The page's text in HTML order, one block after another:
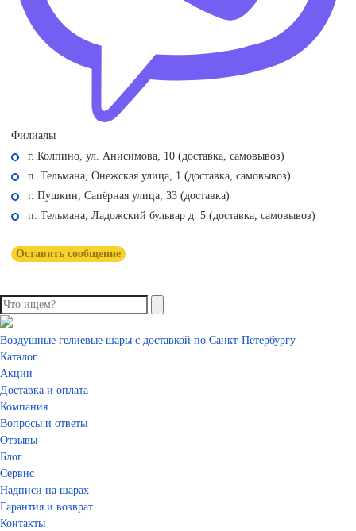
Филиалы
г. Колпино, ул. Анисимова, 10 (доставка, самовывоз)
п. Тельмана, Онежская улица, 1 (доставка, самовывоз)
г. Пушкин, Сапёрная улица, 33 (доставка)
п. Тельмана, Ладожский бульвар д. 5 (доставка, самовывоз)
Оставить сообщение
Воздушные гелиевые шары с доставкой по Санкт-Петербургу
Каталог
Акции
Доставка и оплата
Компания
Вопросы и ответы
Отзывы
Блог
Сервис
Надписи на шарах
Гарантия и возврат
Контакты